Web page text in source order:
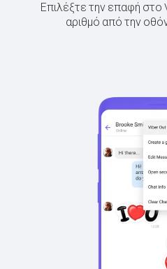
Επιλέξτε την επαφή στο
αριθμό από την